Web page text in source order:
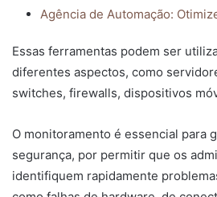
Agência de Automação:
Essas ferramentas podem ser
diferentes aspectos, como
switches, firewalls, dispositivos
O monitoramento é essencial para
segurança, por permitir que os
identifiquem rapidamente